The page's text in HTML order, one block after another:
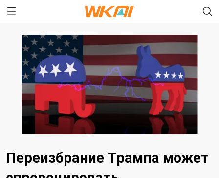
Переизбрание Трампа может